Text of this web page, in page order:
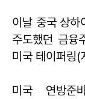
이날 중국 상하
주도했던 금융
미국 테이퍼링(
미국 연방준